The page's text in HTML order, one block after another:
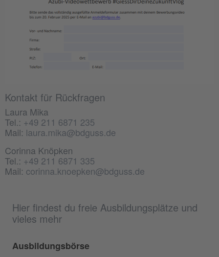
Hier findest du freie Ausbildungsplätze und
vieles mehr
Ausbildungsbörse
Kontakt für Rückfragen
Laura Mika
Tel.: +49 211 6871 235
Mail: laura.mika@bdguss.de
Corinna Knöpken
Tel.: +49 211 6871 335
Mail: corinna.knoepken@bdguss.de